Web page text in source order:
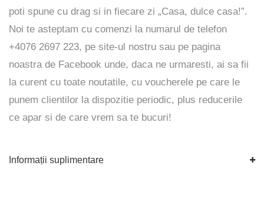
poti spune cu drag si in fiecare zi „Casa, dulce casa!”.
Noi te asteptam cu comenzi la numarul de telefon
+4076 2697 223, pe site-ul nostru sau pe pagina
noastra de Facebook unde, daca ne urmaresti, ai sa fii
la curent cu toate noutatile, cu voucherele pe care le
punem clientilor la dispozitie periodic, plus reducerile
ce apar si de care vrem sa te bucuri!
Informații suplimentare